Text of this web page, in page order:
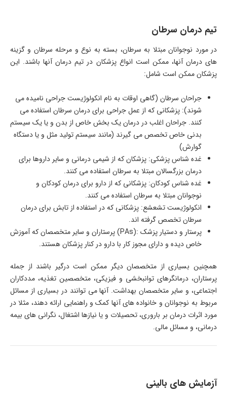
تیم درمان سرطان
در مورد نوجوانان مبتلا به سرطان، بسته به نوع و مرحله سرطان و گزینه
های درمان آنها، ممکن است انواع پزشکان در تیم درمان آنها باشند. این
پزشکان ممکن است شامل:
جراحان سرطان (گاهی اوقات به نام انکولوژیست جراحی نامیده می
شوند): پزشکانی که از عمل جراحی برای درمان سرطان استفاده می
کنند. جراحان اغلب در درمان یک بخش خاص از بدن و یا یک سیستم
بدنی خاص تخصص می گیرند (مانند سیستم تولید مثل و یا دستگاه
گوارش)
غده شناس پزشکی: پزشکان که از شیمی درمانی و سایر داروها برای
درمان بزرگسالان مبتلا به سرطان استفاده می کنند.
غده شناس کودکان: پزشکانی که از دارو برای درمان کودکان و
نوجوانان مبتلا به سرطان استفاده می کنند.
انکولوژیست تشعشع: پزشکانی که در استفاده از تابش برای درمان
سرطان تخصص گرفته اند.
پرستار و دستیار پزشک (PAs):پرستاران و سایر متخصصان که آموزش
خاص دیده و دارای مجوز کار با دارو در کنار پزشکان هستند.
همچنین بسیاری از متخصصان دیگر ممکن است درگیر باشند از جمله
پرستاران، درمانگرهای توانبخشی و فیزیکی، متخصصین تغذیه، مددکاران
اجتماعی، و سایر متخصصان بهداشت. آنها می توانند در بسیاری از مسائل
مربوط به نوجوانان و خانواده های آنها کمک و راهنمایی ارائه دهند، مثلا در
مورد اثرات درمان بر باروری، تحصیلات و یا نیازها اشتغال، نگرانی های بیمه
درمانی، و مسائل مالی.
آزمایش های بالینی